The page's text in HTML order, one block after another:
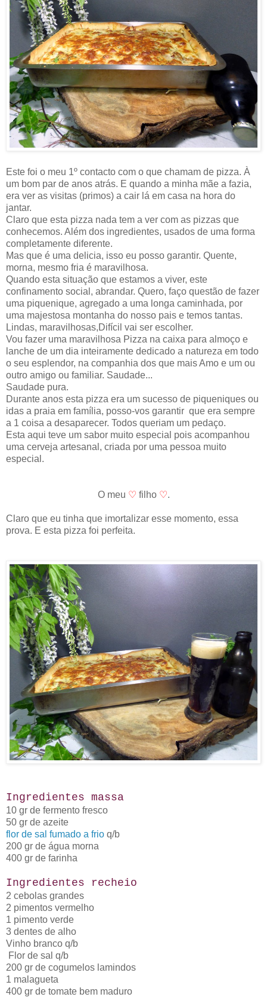
Este foi o meu 1º contacto com o que chamam de pizza. À
um bom par de anos atrás. E quando a minha mãe a fazia,
era ver as visitas (primos) a cair lá em casa na hora do
jantar.
Claro que esta pizza nada tem a ver com as pizzas que
conhecemos. Além dos ingredientes, usados de uma forma
completamente diferente.
Mas que é uma delicia, isso eu posso garantir. Quente,
morna, mesmo fria é maravilhosa.
Quando esta situação que estamos a viver, este
confinamento social, abrandar. Quero, faço questão de fazer
uma piquenique, agregado a uma longa caminhada, por
uma majestosa montanha do nosso pais e temos tantas.
Lindas, maravilhosas,Difícil vai ser escolher.
Vou fazer uma maravilhosa Pizza na caixa para almoço e
lanche de um dia inteiramente dedicado a natureza em todo
o seu esplendor, na companhia dos que mais Amo e um ou
outro amigo ou familiar. Saudade...
Saudade pura.
Durante anos esta pizza era um sucesso de piqueniques ou
idas a praia em família, posso-vos garantir que era sempre
a 1 coisa a desaparecer. Todos queriam um pedaço.
Esta aqui teve um sabor muito especial pois acompanhou
uma cerveja artesanal, criada por uma pessoa muito
especial.
O meu ♡ filho ♡.
Claro que eu tinha que imortalizar esse momento, essa
prova. E esta pizza foi perfeita.
Ingredientes massa
10 gr de fermento fresco
50 gr de azeite
flor de sal fumado a frio q/b
200 gr de água morna
400 gr de farinha
Ingredientes recheio
2 cebolas grandes
2 pimentos vermelho
1 pimento verde
3 dentes de alho
Vinho branco q/b
Flor de sal q/b
200 gr de cogumelos lamindos
1 malagueta
400 gr de tomate bem maduro